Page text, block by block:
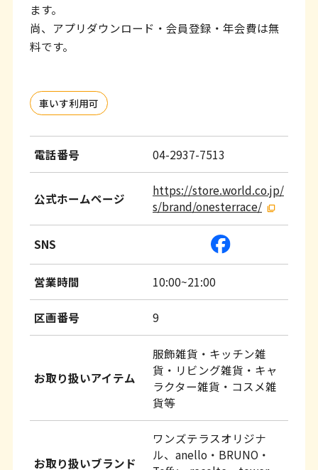
ます。
尚、アプリダウンロード・会員登録・年会費は無
料です。
車いす利用可
電話番号 04-2937-7513
公式ホームページ
https://store.world.co.jp/
s/brand/onesterrace/
SNS
営業時間 10:00~21:00
区画番号 9
お取り扱いアイテム
服飾雑貨・キッチン雑
貨・リビング雑貨・キャ
ラクター雑貨・コスメ雑
貨等
お取り扱いブランド
ワンズテラスオリジナ
ル、anello・BRUNO・